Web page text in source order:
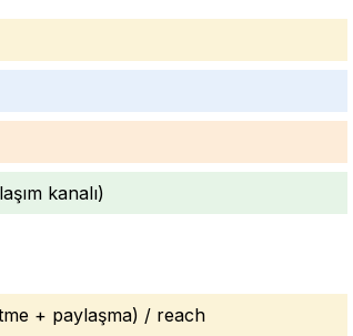
kanalı)
+ paylaşma) / reach